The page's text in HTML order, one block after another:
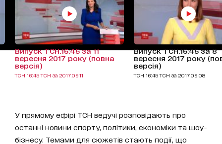
Випуск ТСН.16:45 за 11
вересня 2017 року (повна
версія)
ТСН 16:45 ТСН за 2017.09.11
Випуск ТСН.16:45 за 8
вересня 2017 року
версія)
ТСН 16:45 ТСН за 2017.09.08
У прямому ефірі ТСН ведучі розповідають про
останні новини спорту, політики, економіки та шоу-
бізнесу. Темами для сюжетів стають події, що